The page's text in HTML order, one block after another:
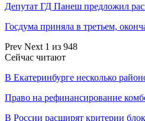
Депутат ГД Панеш предложил
Госдума приняла в третьем,
Prev Next 1 из 948
Сейчас читают
В Екатеринбурге несколько
Право на рефинансирование
В России расширят критерии